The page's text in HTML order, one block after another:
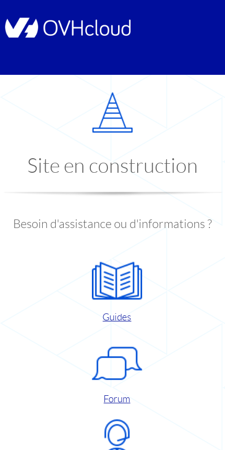
Site en construction
Besoin d'assistance ou d'informations ?
Guides
Forum